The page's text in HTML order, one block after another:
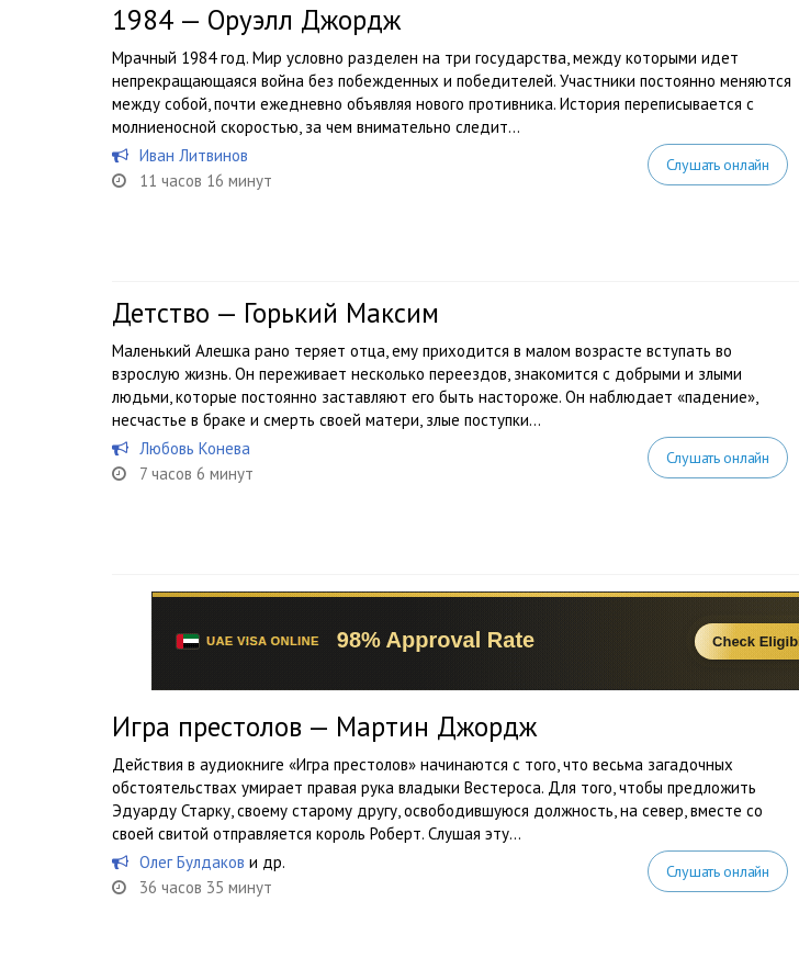
1984 — Оруэлл Джордж
Мрачный 1984 год. Мир условно разделен на три государства, между которыми идет
непрекращающаяся война без побежденных и победителей. Участники постоянно меняются
между собой, почти ежедневно объявляя нового противника. История переписывается с
молниеносной скоростью, за чем внимательно следит...
Иван Литвинов
11 часов 16 минут
Слушать онлайн
Детство — Горький Максим
Маленький Алешка рано теряет отца, ему приходится в малом возрасте вступать во
взрослую жизнь. Он переживает несколько переездов, знакомится с добрыми и злыми
людьми, которые постоянно заставляют его быть настороже. Он наблюдает «падение»,
несчастье в браке и смерть своей матери, злые поступки...
Любовь Конева
7 часов 6 минут
Слушать онлайн
Игра престолов — Мартин Джордж
Действия в аудиокниге «Игра престолов» начинаются с того, что весьма загадочных
обстоятельствах умирает правая рука владыки Вестероса. Для того, чтобы предложить
Эдуарду Старку, своему старому другу, освободившуюся должность, на север, вместе со
своей свитой отправляется король Роберт. Слушая эту...
Олег Булдаков и др.
36 часов 35 минут
Слушать онлайн